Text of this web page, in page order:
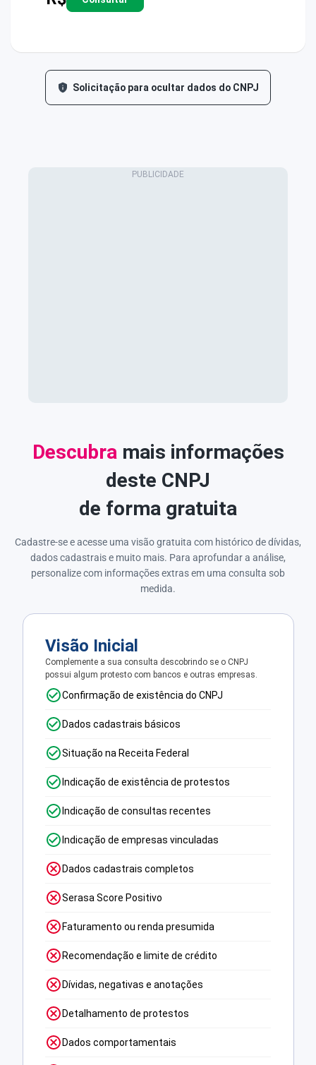
Solicitação para ocultar dados do CNPJ
Descubra mais informações
deste CNPJ
de forma gratuita
Cadastre-se e acesse uma visão gratuita com histórico de dívidas,
dados cadastrais e muito mais. Para aprofundar a análise,
personalize com informações extras em uma consulta sob
medida.
Visão Inicial
Complemente a sua consulta descobrindo se o CNPJ
possui algum protesto com bancos e outras empresas.
Confirmação de existência do CNPJ
Dados cadastrais básicos
Situação na Receita Federal
Indicação de existência de protestos
Indicação de consultas recentes
Indicação de empresas vinculadas
Dados cadastrais completos
Serasa Score Positivo
Faturamento ou renda presumida
Recomendação e limite de crédito
Dívidas, negativas e anotações
Detalhamento de protestos
Dados comportamentais